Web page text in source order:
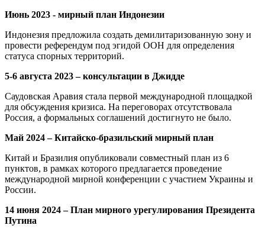
Июнь 2023 - мирный план Индонезии
Индонезия предложила создать демилитаризованную зону и
провести референдум под эгидой ООН для определения
статуса спорных территорий.
5-6 августа 2023 – консультации в Джидде
Саудовская Аравия стала первой международной площадкой
для обсуждения кризиса. На переговорах отсутствовала
Россия, а формальных соглашений достигнуто не было.
Май 2024 – Китайско-бразильский мирный план
Китай и Бразилия опубликовали совместный план из 6
пунктов, в рамках которого предлагается проведение
международной мирной конференции с участием Украины и
России.
14 июня 2024 – План мирного урегулирования Президента
Путина